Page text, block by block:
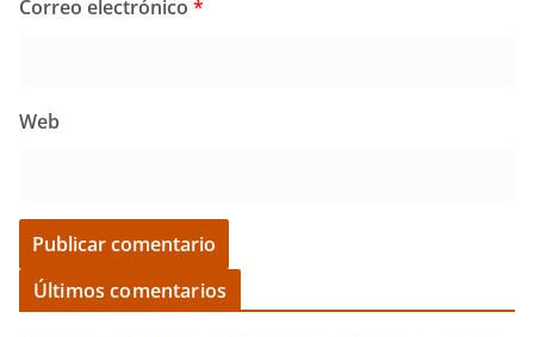
Correo electrónico *
Web
Últimos comentarios